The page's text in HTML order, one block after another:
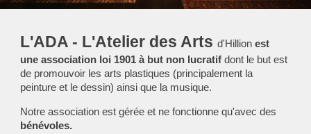
L'ADA - L'Atelier des Artsd'Hillion est
une association loi 1901 à but non lucratifdont le but est
de promouvoir les arts plastiques (principalement la
peinture et le dessin) ainsi que la musique.
Notre association est gérée et ne fonctionne qu'avec des
bénévoles.